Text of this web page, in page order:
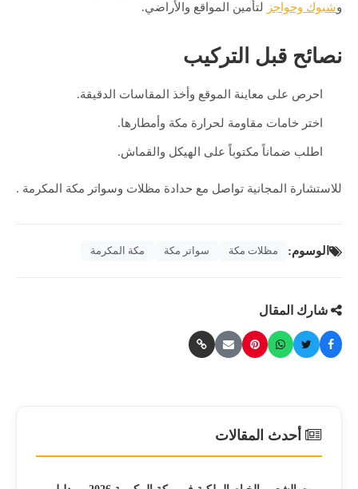
وشبوك وحواجز لتأمين المواقع والأراضي.
نصائح قبل التركيب
احرص على معاينة الموقع وأخذ المقاسات الدقيقة.
اختر خامات مقاومة لحرارة مكة وأمطارها.
اطلب ضماناً مكتوباً على الهيكل والقماش.
للاستشارة المجانية تواصل مع حدادة مظلات وسواتر مكة المكرمة .
الوسوم: مظلات مكة سواتر مكة مكة المكرمة
شارك المقال
أحدث المقالات